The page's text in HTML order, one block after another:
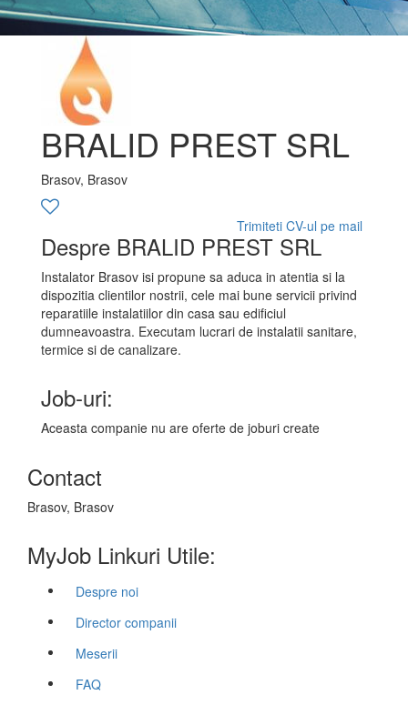
BRALID PREST SRL
Brasov, Brasov
Trimiteti CV-ul pe mail
Despre BRALID PREST SRL
Instalator Brasov isi propune sa aduca in atentia si la
dispozitia clientilor nostrii, cele mai bune servicii privind
reparatiile instalatiilor din casa sau edificiul
dumneavoastra. Executam lucrari de instalatii sanitare,
termice si de canalizare.
Job-uri:
Aceasta companie nu are oferte de joburi create
Contact
Brasov, Brasov
MyJob Linkuri Utile:
Despre noi
Director companii
Meserii
FAQ